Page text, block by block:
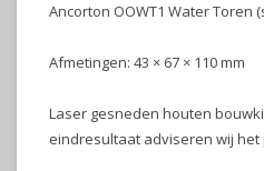
Ancorton OOWT1 Water Toren
Afmetingen: 43 × 67 × 110 mm
Laser gesneden houten
eindresultaat adviseren wij het